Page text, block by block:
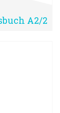
A2/2